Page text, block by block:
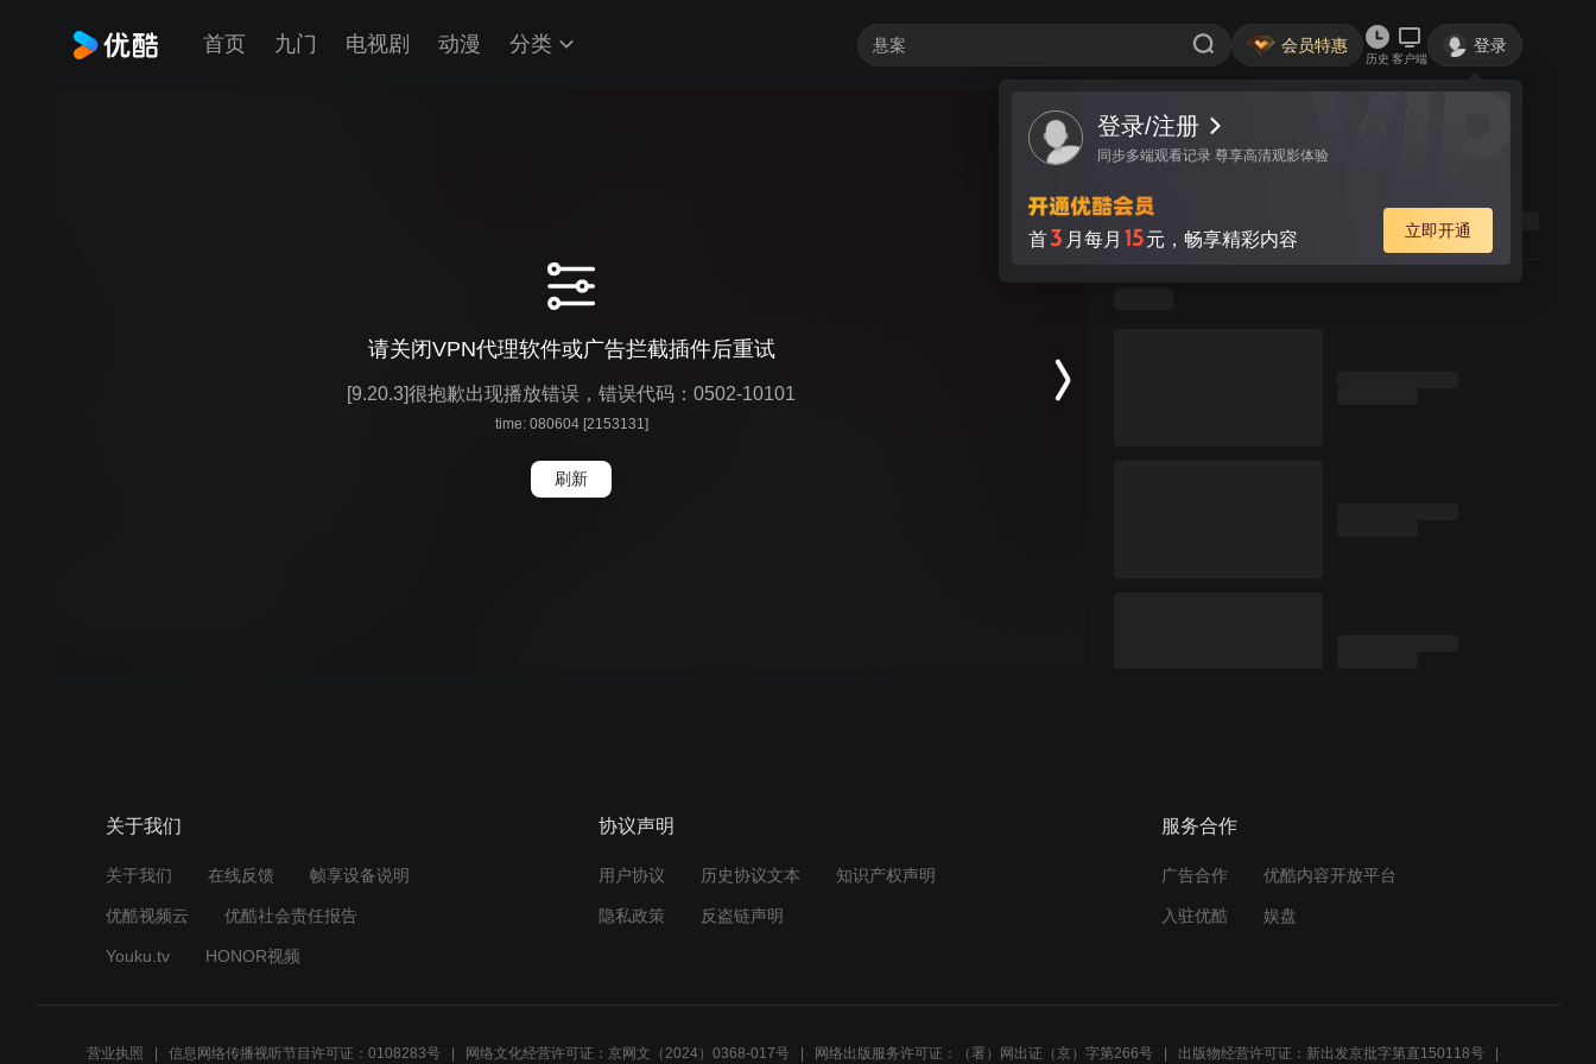
首页 九门 电视剧 动漫 分类 会员特惠
历史 客户端
登录
登录/注册
同步多端观看记录 尊享高清观影体验
首3 月每月 15元，畅享精彩内容 立即开通
请关闭VPN代理软件或广告拦截插件后重试
[9.20.3]很抱歉出现播放错误，错误代码：0502-10101
time: 080604 [2153131]
刷新
关于我们
关于我们 在线反馈 帧享设备说明
优酷视频云 优酷社会责任报告
Youku.tv HONOR视频
协议声明
用户协议 历史协议文本 知识产权声明
隐私政策 反盗链声明
服务合作
广告合作 优酷内容开放平台
入驻优酷 娱盘
营业执照 信息网络传播视听节目许可证：0108283号 网络文化经营许可证：京网文（2024）0368-017号 网络出版服务许可证：（署）网出证（京）字第266号 出版物经营许可证：新出发京批字第直150118号